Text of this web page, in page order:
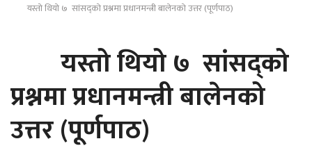
यस्तो थियो ७ सांसद्को प्रश्नमा प्रधानमन्त्री बालेनको उत्तर (पूर्णपाठ)
यस्तो थियो ७ सांसद्को
प्रश्नमा प्रधानमन्त्री बालेनको
उत्तर (पूर्णपाठ)